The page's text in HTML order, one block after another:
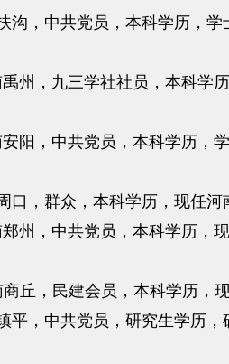
，中共党员，本科学历，
州，九三学社社员，本科学
阳，中共党员，本科学历，
，群众，本科学历，现任河
州，中共党员，本科学历，
丘，民建会员，本科学历，
，中共党员，研究生学历，